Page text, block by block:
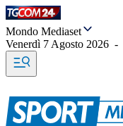
Mondo Mediaset
Venerdì 7 Agosto 2026 -